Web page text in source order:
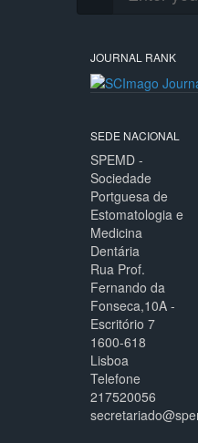
JOURNAL RANK
SEDE NACIONAL
SPEMD -
Sociedade
Portguesa de
Estomatologia e
Medicina
Dentária
Rua Prof.
Fernando da
Fonseca,10A -
Escritório 7
1600-618
Lisboa
Telefone
217520056